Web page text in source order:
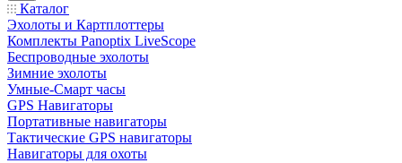
Каталог
Эхолоты и Картплоттеры
Комплекты Panoptix LiveScope
Беспроводные эхолоты
Зимние эхолоты
Умные-Смарт часы
GPS Навигаторы
Портативные навигаторы
Тактические GPS навигаторы
Навигаторы для охоты